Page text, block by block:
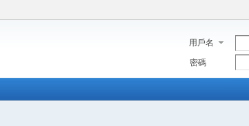
用戶名
密碼